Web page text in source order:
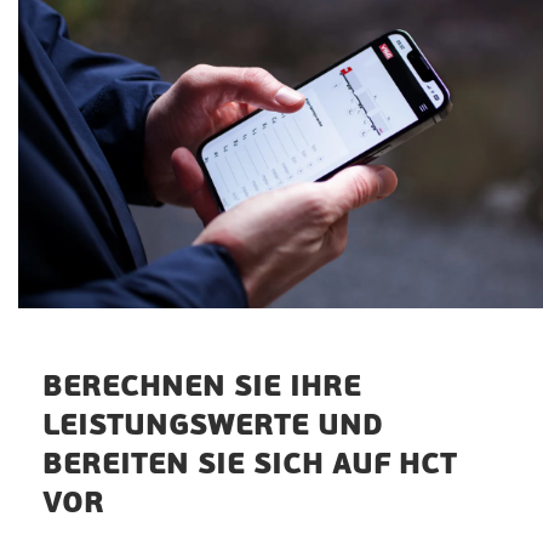
BERECHNEN SIE IHRE
LEISTUNGSWERTE UND
BEREITEN SIE SICH AUF HCT
VOR